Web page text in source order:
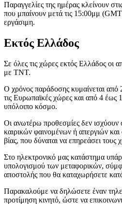
Παραγγελίες της ημέρας κλείνουν
που μπαίνουν μετά τις 15:00μμ
εργάσιμη.
Εκτός Ελλάδος
Σε όλες τις χώρες εκτός Ελλάδος οι
με TNT.
Ο χρόνος παράδοσης κυμαίνεται από
τις Ευρωπαϊκές χώρες και από 4 έως
υπόλοιπο κόσμο.
Οι ανωτέρω προθεσμίες δεν ισχύουν
καιρικών φαινομένων ή απεργιών
βίας, που δύναται να επηρεάσει τους
Στο ηλεκτρονικό μας κατάστημα
υπολογισμού των μεταφορικών,
αποστολής που θα καταχωρήσετε
Παρακαλούμε να δηλώσετε έναν
προτίμηση κινητό, ώστε να